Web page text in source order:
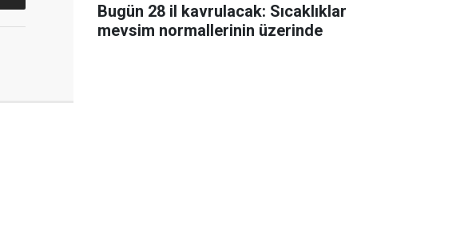
Bugün 28 il kavrulacak: Sıcaklıklar
mevsim normallerinin üzerinde